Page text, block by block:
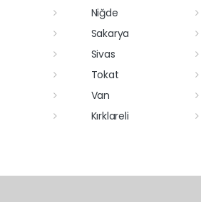
Niğde
Sakarya
Sivas
Tokat
Van
Kırklareli